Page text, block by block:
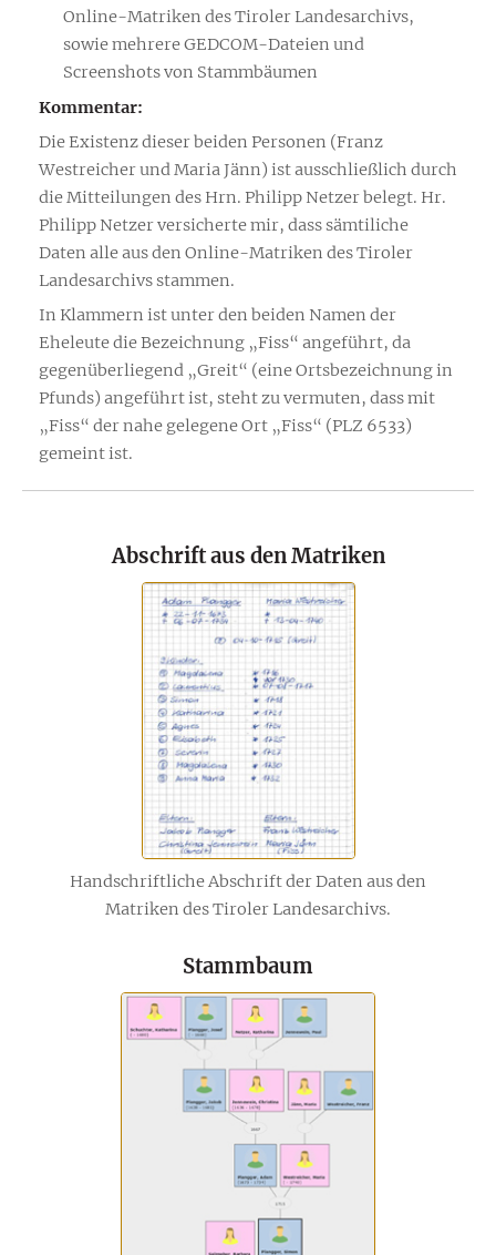
Online-Matriken des Tiroler Landesarchivs,
sowie mehrere GEDCOM-Dateien und
Screenshots von Stammbäumen
Kommentar:
Die Existenz dieser beiden Personen (Franz
Westreicher und Maria Jänn) ist ausschließlich durch
die Mitteilungen des Hrn. Philipp Netzer belegt. Hr.
Philipp Netzer versicherte mir, dass sämtiliche
Daten alle aus den Online-Matriken des Tiroler
Landesarchivs stammen.
In Klammern ist unter den beiden Namen der
Eheleute die Bezeichnung „Fiss“ angeführt, da
gegenüberliegend „Greit“ (eine Ortsbezeichnung in
Pfunds) angeführt ist, steht zu vermuten, dass mit
„Fiss“ der nahe gelegene Ort „Fiss“ (PLZ 6533)
gemeint ist.
Abschrift aus den Matriken
Handschriftliche Abschrift der Daten aus den
Matriken des Tiroler Landesarchivs.
Stammbaum